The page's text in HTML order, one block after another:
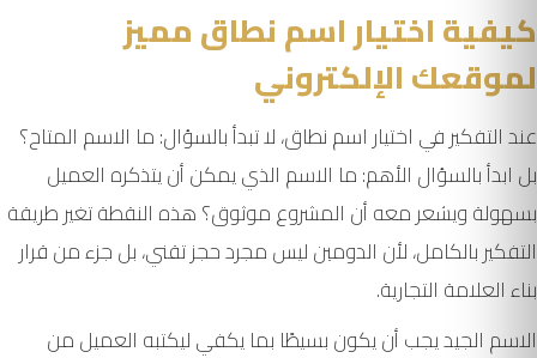
كيفية اختيار اسم نطاق مميز
لموقعك الإلكتروني
عند التفكير في اختيار اسم نطاق، لا تبدأ بالسؤال: ما الاسم المتاح؟
بل ابدأ بالسؤال الأهم: ما الاسم الذي يمكن أن يتذكره العميل
بسهولة ويشعر معه أن المشروع موثوق؟ هذه النقطة تغير طريقة
التفكير بالكامل، لأن الدومين ليس مجرد حجز تقني، بل جزء من قرار
بناء العلامة التجارية.
الاسم الجيد يجب أن يكون بسيطًا بما يكفي ليكتبه العميل من